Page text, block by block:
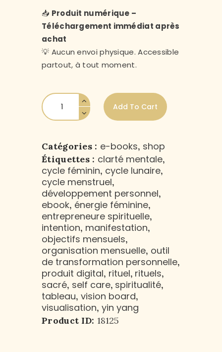
📥 Produit numérique –
Téléchargement immédiat après
achat
💡 Aucun envoi physique. Accessible
partout, à tout moment.
Add To Cart
Catégories : e-books, shop
Étiquettes : clarté mentale,
cycle féminin, cycle lunaire,
cycle menstruel,
développement personnel,
ebook, énergie féminine,
entrepreneure spirituelle,
intention, manifestation,
objectifs mensuels,
organisation mensuelle, outil
de transformation personnelle,
produit digital, rituel, rituels,
sacré, self care, spiritualité,
tableau, vision board,
visualisation, yin yang
Product ID: 18125